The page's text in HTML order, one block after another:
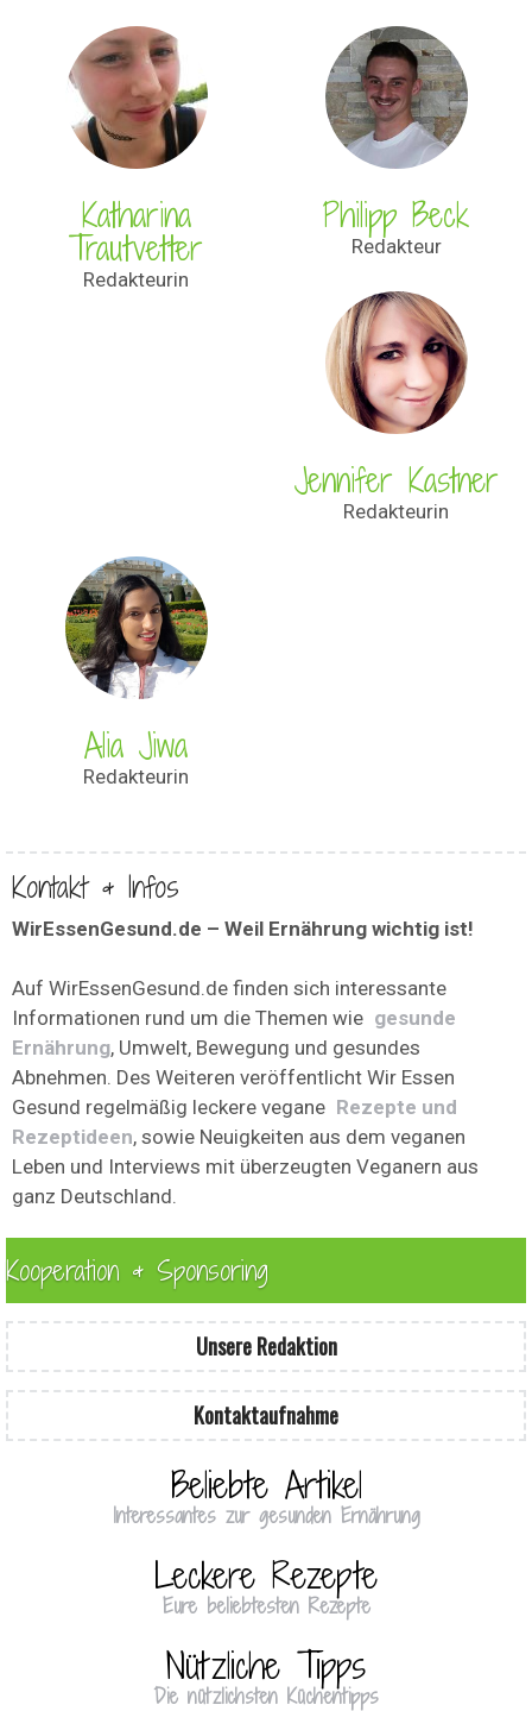
Katharina
Trautvetter
Redakteurin
Philipp Beck
Redakteur
Jennifer Kastner
Redakteurin
Alia Jiwa
Redakteurin
Kontakt & Infos
WirEssenGesund.de – Weil Ernährung wichtig ist!
Auf WirEssenGesund.de finden sich interessante
Informationen rund um die Themen wie gesunde
Ernährung, Umwelt, Bewegung und gesundes
Abnehmen. Des Weiteren veröffentlicht Wir Essen
Gesund regelmäßig leckere vegane Rezepte und
Rezeptideen, sowie Neuigkeiten aus dem veganen
Leben und Interviews mit überzeugten Veganern aus
ganz Deutschland.
Kooperation & Sponsoring
Unsere Redaktion
Kontaktaufnahme
Beliebte Artikel
Interessantes zur gesunden Ernährung
Leckere Rezepte
Eure beliebtesten Rezepte
Nützliche Tipps
Die nützlichsten Küchentipps